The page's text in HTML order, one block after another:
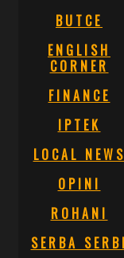
BUTCE
ENGLISH
CORNER
FINANCE
IPTEK
LOCAL NEWS
OPINI
ROHANI
SERBA SERBI